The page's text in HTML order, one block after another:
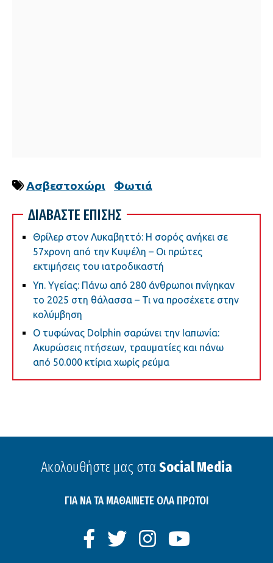
Ασβεστοχώρι Φωτιά
ΔΙΑΒΑΣΤΕ ΕΠΙΣΗΣ
Θρίλερ στον Λυκαβηττό: Η σορός ανήκει σε
57χρονη από την Κυψέλη – Οι πρώτες
εκτιμήσεις του ιατροδικαστή
Υπ. Υγείας: Πάνω από 280 άνθρωποι πνίγηκαν
το 2025 στη θάλασσα – Τι να προσέχετε στην
κολύμβηση
Ο τυφώνας Dolphin σαρώνει την Ιαπωνία:
Ακυρώσεις πτήσεων, τραυματίες και πάνω
από 50.000 κτίρια χωρίς ρεύμα
Ακολουθήστε μας στα Social Media
ΓΙΑ ΝΑ ΤΑ ΜΑΘΑΙΝΕΤΕ ΟΛΑ ΠΡΩΤΟΙ